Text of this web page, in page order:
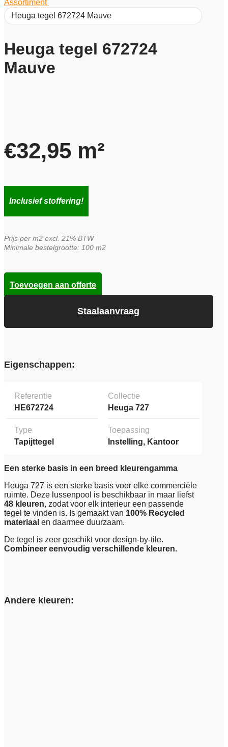
Assortiment
Heuga tegel 672724 Mauve
Heuga tegel 672724
Mauve
€32,95 m²
Inclusief stoffering!
Prijs per m2 excl. 21% BTW
Minimale bestelgrootte: 100 m2
Staalaanvraag
Toevoegen aan offerte
Eigenschappen:
Referentie
HE672724
Collectie
Heuga 727
Type
Tapijttegel
Toepassing
Instelling, Kantoor
Een sterke basis in een breed kleurengamma
Heuga 727 is een sterke basis voor elke commerciële
ruimte. Deze lussenpool is beschikbaar in maar liefst
48 kleuren, zodat voor elk interieur een passende
tegel te vinden is. Is gemaakt van 100% Recycled
materiaal en daarmee duurzaam.
De tegel is zeer geschikt voor design-by-tile.
Combineer eenvoudig verschillende kleuren.
Andere kleuren: